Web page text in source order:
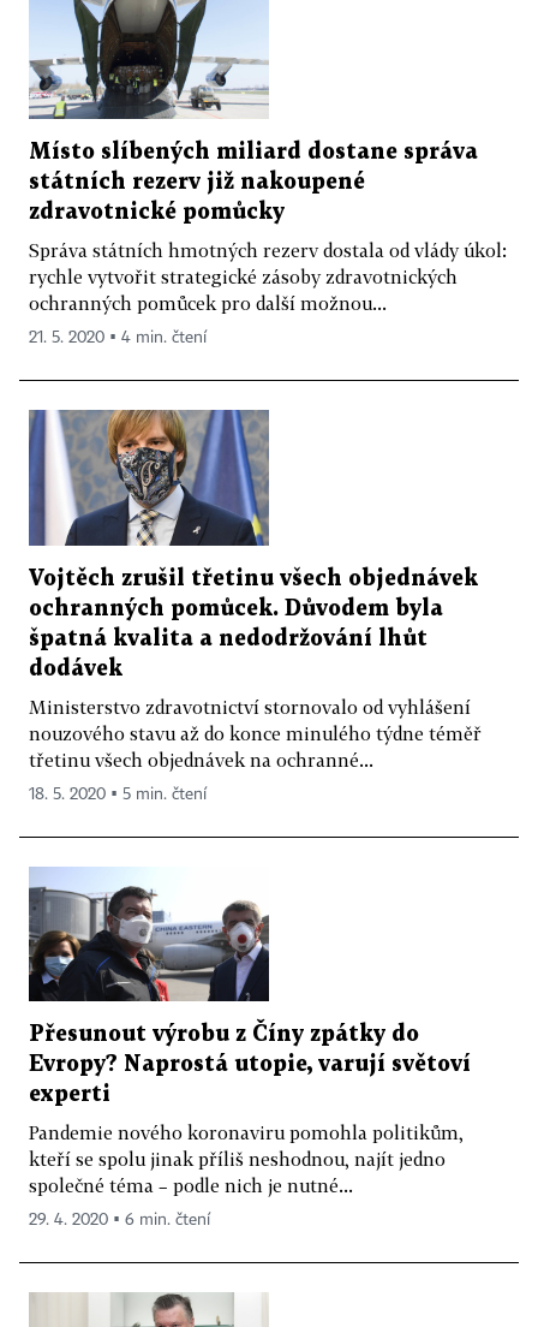
Místo slíbených miliard dostane správa
státních rezerv již nakoupené
zdravotnické pomůcky
Správa státních hmotných rezerv dostala od vlády úkol:
rychle vytvořit strategické zásoby zdravotnických
ochranných pomůcek pro další možnou...
21. 5. 2020 ▪ 4 min. čtení
Vojtěch zrušil třetinu všech objednávek
ochranných pomůcek. Důvodem byla
špatná kvalita a nedodržování lhůt
dodávek
Ministerstvo zdravotnictví stornovalo od vyhlášení
nouzového stavu až do konce minulého týdne téměř
třetinu všech objednávek na ochranné...
18. 5. 2020 ▪ 5 min. čtení
Přesunout výrobu z Číny zpátky do
Evropy? Naprostá utopie, varují světoví
experti
Pandemie nového koronaviru pomohla politikům,
kteří se spolu jinak příliš neshodnou, najít jedno
společné téma – podle nich je nutné...
29. 4. 2020 ▪ 6 min. čtení